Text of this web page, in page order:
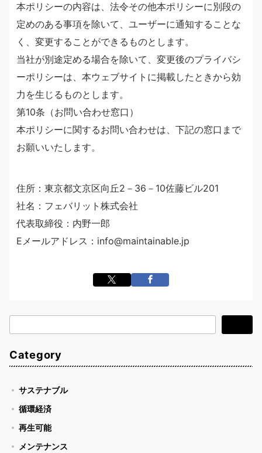
本ポリシーの内容は、法令その他本ポリシーに別段の
定めのある事項を除いて、ユーザーに通知することな
く、変更することができるものとします。
当社が別途定める場合を除いて、変更後のプライバシ
ーポリシーは、本ウェブサイトに掲載したときから効
力を生じるものとします。
第10条（お問い合わせ窓口）
本ポリシーに関するお問い合わせは、下記の窓口まで
お願いいたします。
住所：東京都文京区向丘2－36－10佐藤ビル201
社名：フェバリット株式会社
代表取締役：内野一郎
Eメールアドレス：info@maintainable.jp
索
Category
サステナブル
循環経済
再生可能
メンテナンス